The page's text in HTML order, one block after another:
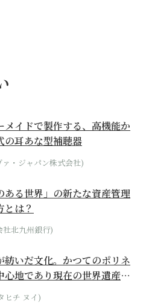
メイドで製作する、高機能か
の耳あな型補聴器
ァ・ジャパン株式会社)
ある世界」の新たな資産管理
とは？
社北九州銀行)
紡いだ文化。かつてのポリネ
心地であり現在の世界遺産か
くる...
ヒチ ヌイ)